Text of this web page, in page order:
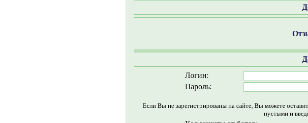
Логин:
Пароль:
Если Вы не зарегистрированы на сайте, Вы можете
пустыми и